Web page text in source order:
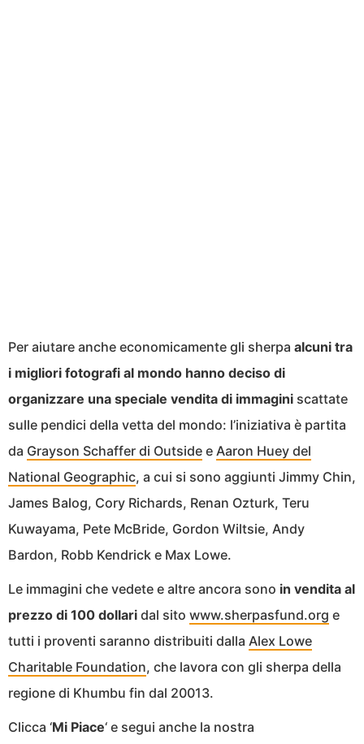
Per aiutare anche economicamente gli sherpa alcuni tra
i migliori fotografi al mondo hanno deciso di
organizzare una speciale vendita di immagini scattate
sulle pendici della vetta del mondo: l’iniziativa è partita
da Grayson Schaffer di Outside e Aaron Huey del
National Geographic, a cui si sono aggiunti Jimmy Chin,
James Balog, Cory Richards, Renan Ozturk, Teru
Kuwayama, Pete McBride, Gordon Wiltsie, Andy
Bardon, Robb Kendrick e Max Lowe.
Le immagini che vedete e altre ancora sono in vendita al
prezzo di 100 dollari dal sito www.sherpasfund.org e
tutti i proventi saranno distribuiti dalla Alex Lowe
Charitable Foundation, che lavora con gli sherpa della
regione di Khumbu fin dal 20013.
Clicca ‘Mi Piace‘ e segui anche la nostra